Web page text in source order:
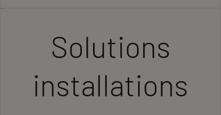
Solutions
installations